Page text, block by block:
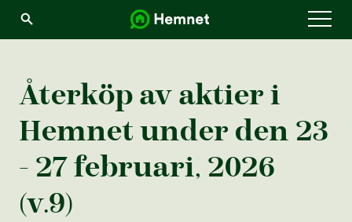
Återköp av aktie­r i
Hemnet under den 23
- 27 februari, 2026
(v.9)